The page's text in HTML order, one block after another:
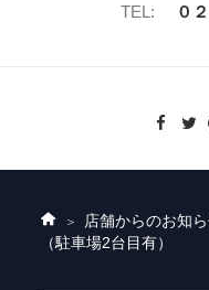
TEL: ０
ホ
ー
店舗からのお知
（駐車場2台目有）